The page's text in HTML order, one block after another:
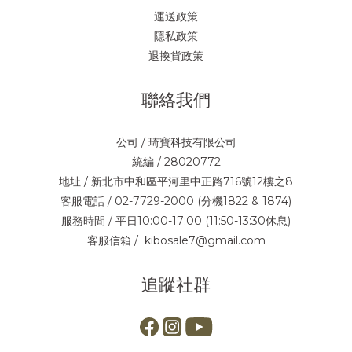
運送政策
隱私政策
退換貨政策
聯絡我們
公司 / 琦寶科技有限公司
統編 / 28020772
地址 / 新北市中和區平河里中正路716號12樓之8
客服電話 / 02-7729-2000 (分機1822 & 1874)
服務時間 / 平日10:00-17:00 (11:50-13:30休息)
客服信箱 / kibosale7@gmail.com
追蹤社群